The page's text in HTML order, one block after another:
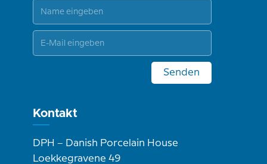
Senden
Kontakt
DPH – Danish Porcelain House
Loekkegravene 49